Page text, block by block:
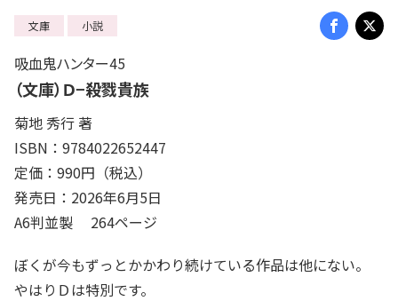
文庫 小説
吸血鬼ハンター45
（文庫）Ｄ−殺戮貴族
菊地 秀行 著
ISBN：9784022652447
定価：990円（税込）
発売日：2026年6月5日
A6判並製 264ページ
ぼくが今もずっとかかわり続けている作品は他にない。
やはりＤは特別です。